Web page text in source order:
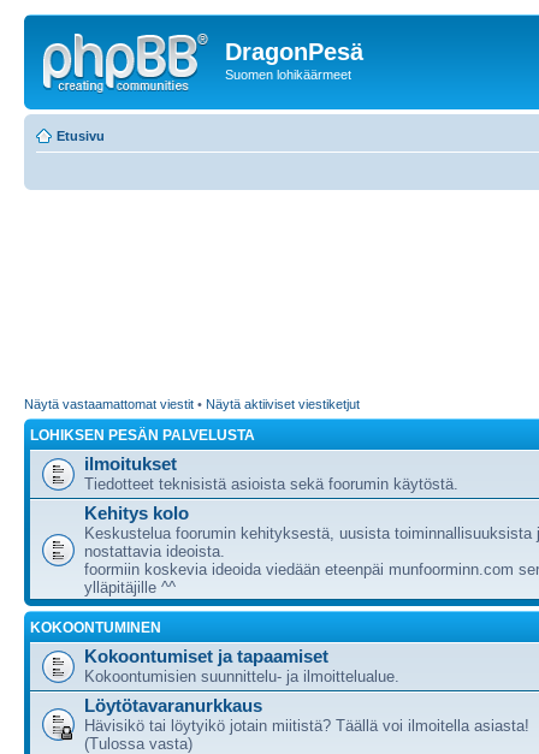
DragonPesä
Suomen lohikäärmeet
Etusivu
Näytä vastaamattomat viestit • Näytä aktiiviset viestiketjut
LOHIKSEN PESÄN PALVELUSTA
ilmoitukset
Tiedotteet teknisistä asioista sekä foorumin käytöstä.
Kehitys kolo
Keskustelua foorumin kehityksestä, uusista toiminnallisuuksista
nostattavia ideoista.
foormiin koskevia ideoida viedään eteenpäi munfoorminn.com
ylläpitäjille ^^
KOKOONTUMINEN
Kokoontumiset ja tapaamiset
Kokoontumisien suunnittelu- ja ilmoittelualue.
Löytötavaranurkkaus
Hävisikö tai löytyikö jotain miitistä? Täällä voi ilmoitella asiasta!
(Tulossa vasta)